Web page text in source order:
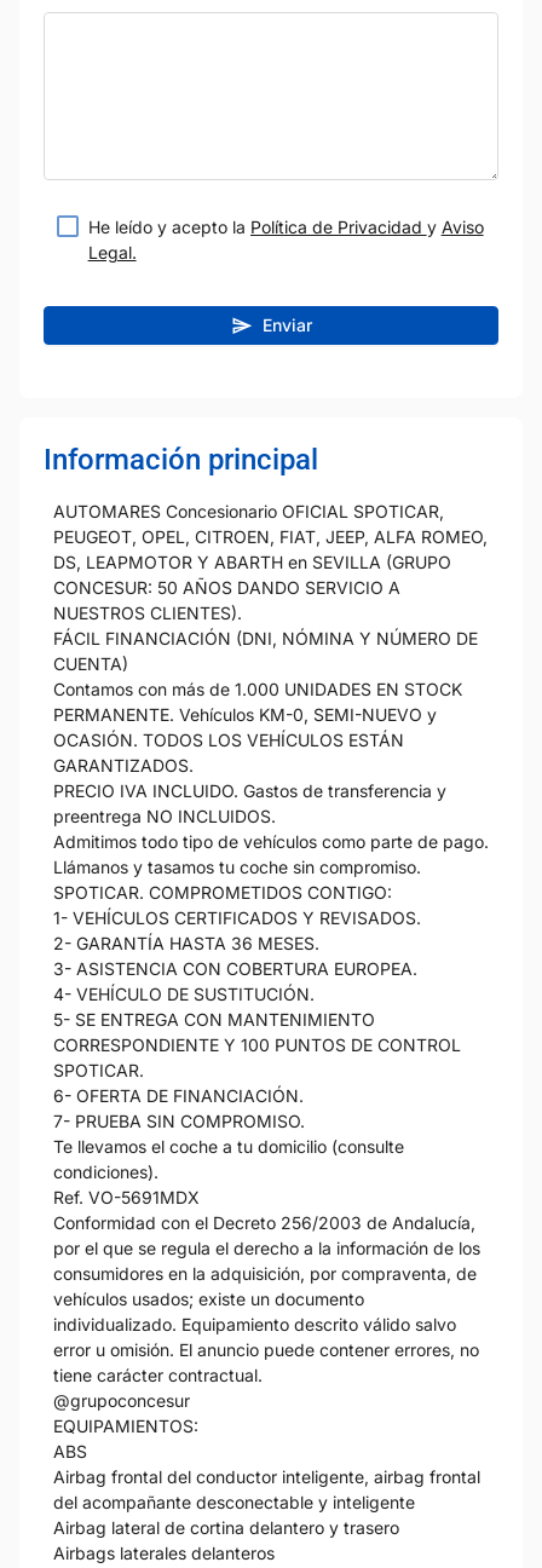
He leído y acepto la Política de Privacidad y Aviso
Legal.
Enviar
Información principal
AUTOMARES Concesionario OFICIAL SPOTICAR,
PEUGEOT, OPEL, CITROEN, FIAT, JEEP, ALFA ROMEO,
DS, LEAPMOTOR Y ABARTH en SEVILLA (GRUPO
CONCESUR: 50 AÑOS DANDO SERVICIO A
NUESTROS CLIENTES).
FÁCIL FINANCIACIÓN (DNI, NÓMINA Y NÚMERO DE
CUENTA)
Contamos con más de 1.000 UNIDADES EN STOCK
PERMANENTE. Vehículos KM-0, SEMI-NUEVO y
OCASIÓN. TODOS LOS VEHÍCULOS ESTÁN
GARANTIZADOS.
PRECIO IVA INCLUIDO. Gastos de transferencia y
preentrega NO INCLUIDOS.
Admitimos todo tipo de vehículos como parte de pago.
Llámanos y tasamos tu coche sin compromiso.
SPOTICAR. COMPROMETIDOS CONTIGO:
1- VEHÍCULOS CERTIFICADOS Y REVISADOS.
2- GARANTÍA HASTA 36 MESES.
3- ASISTENCIA CON COBERTURA EUROPEA.
4- VEHÍCULO DE SUSTITUCIÓN.
5- SE ENTREGA CON MANTENIMIENTO
CORRESPONDIENTE Y 100 PUNTOS DE CONTROL
SPOTICAR.
6- OFERTA DE FINANCIACIÓN.
7- PRUEBA SIN COMPROMISO.
Te llevamos el coche a tu domicilio (consulte
condiciones).
Ref. VO-5691MDX
Conformidad con el Decreto 256/2003 de Andalucía,
por el que se regula el derecho a la información de los
consumidores en la adquisición, por compraventa, de
vehículos usados; existe un documento
individualizado. Equipamiento descrito válido salvo
error u omisión. El anuncio puede contener errores, no
tiene carácter contractual.
@grupoconcesur
EQUIPAMIENTOS:
ABS
Airbag frontal del conductor inteligente, airbag frontal
del acompañante desconectable y inteligente
Airbag lateral de cortina delantero y trasero
Airbags laterales delanteros